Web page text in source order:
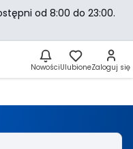
NowościUlubioneZaloguj się
od 8:00 do 23:00.